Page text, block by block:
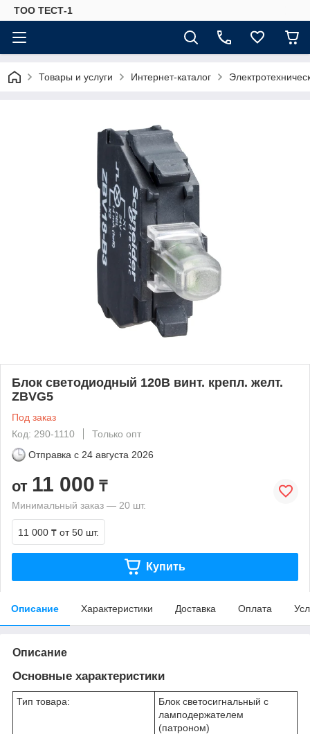
ТОО ТЕСТ-1
Товары и услуги Интернет-каталог
Блок светодиодный 120В винт. крепл. желт.
ZBVG5
Под заказ
Код: 290-1110
Только опт
Отправка с 24 августа 2026
от 11 000 ₸
Минимальный заказ — 20 шт.
11 000 ₸ от 50 шт.
Купить
Описание Характеристики Доставка Оплата
Описание
Основные характеристики
Тип товара:
Блок светосигнальный с
ламподержателем
(патроном)